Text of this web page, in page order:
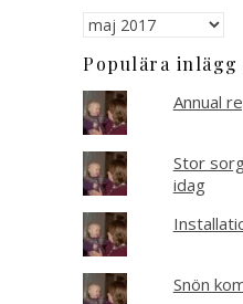
Arkiverat
Populära inlägg
Annual
Stor
idag
Snön